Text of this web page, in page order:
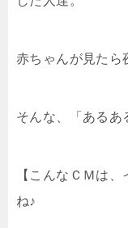
赤ちゃんが見たら
そんな、「あるあ
【こんなＣＭは
ね♪